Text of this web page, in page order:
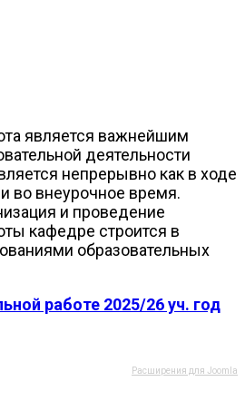
является важнейшим
деятельности
непрерывно как в ходе
во внеурочное время.
и проведение
кафедре строится в
образовательных
работе 2025/26 уч. год
Расширения для Joomla